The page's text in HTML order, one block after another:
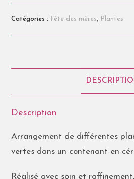
Catégories : Fête des mères, Plantes
Description
Arrangement de différentes
vertes dans un contenant en
Réalisé avec soin et